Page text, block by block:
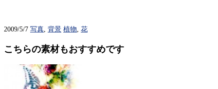
2009/5/7 写真 背景 植物 花
こちらの素材もおすすめです